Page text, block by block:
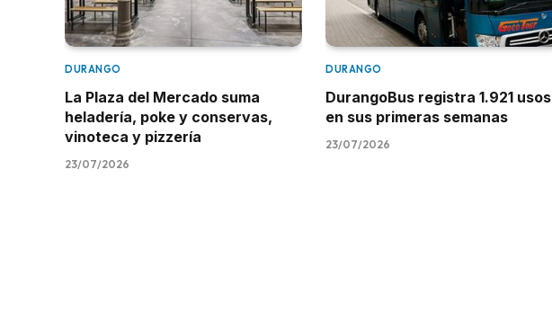
DURANGO
La Plaza del Mercado suma
heladería, poke y conservas,
vinoteca y pizzería
23/07/2026
DURANGO
DurangoBus registra 1.921 usos
en sus primeras semanas
23/07/2026